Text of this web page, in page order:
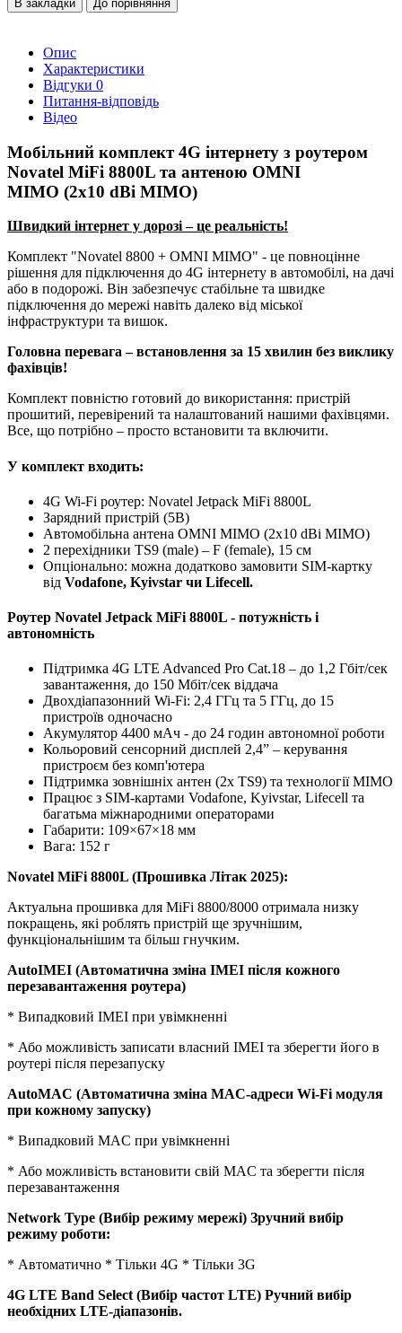
В закладки До порівняння
Опис
Характеристики
Відгуки 0
Питання-відповідь
Відео
Мобільний комплект 4G інтернету з роутером
Novatel MiFi 8800L та антеною OMNI
MIMO (2x10 dBi MIMO)
Швидкий інтернет у дорозі – це реальність!
Комплект "Novatel 8800 + OMNI MIMO" - це повноцінне
рішення для підключення до 4G інтернету в автомобілі, на дачі
або в подорожі. Він забезпечує стабільне та швидке
підключення до мережі навіть далеко від міської
інфраструктури та вишок.
Головна перевага – встановлення за 15 хвилин без виклику
фахівців!
Комплект повністю готовий до використання: пристрій
прошитий, перевірений та налаштований нашими фахівцями.
Все, що потрібно – просто встановити та включити.
У комплект входить:
4G Wi-Fi роутер: Novatel Jetpack MiFi 8800L
Зарядний пристрій (5В)
Автомобільна антена OMNI MIMO (2x10 dBi MIMO)
2 перехідники TS9 (male) – F (female), 15 см
Опціонально: можна додатково замовити SIM-картку
від Vodafone, Kyivstar чи Lifecell.
Роутер Novatel Jetpack MiFi 8800L - потужність і
автономність
Підтримка 4G LTE Advanced Pro Cat.18 – до 1,2 Гбіт/сек
завантаження, до 150 Мбіт/сек віддача
Двохдіапазонний Wi-Fi: 2,4 ГГц та 5 ГГц, до 15
пристроїв одночасно
Акумулятор 4400 мАч - до 24 годин автономної роботи
Кольоровий сенсорний дисплей 2,4” – керування
пристроєм без комп'ютера
Підтримка зовнішніх антен (2x TS9) та технології MIMO
Працює з SIM-картами Vodafone, Kyivstar, Lifecell та
багатьма міжнародними операторами
Габарити: 109×67×18 мм
Вага: 152 г
Novatel MiFi 8800L (Прошивка Літак 2025):
Актуальна прошивка для MiFi 8800/8000 отримала низку
покращень, які роблять пристрій ще зручнішим,
функціональнішим та більш гнучким.
AutoIMEI (Автоматична зміна IMEI після кожного
перезавантаження роутера)
* Випадковий IMEI при увімкненні
* Або можливість записати власний IMEI та зберегти його в
роутері після перезапуску
AutoMAC (Автоматична зміна MAC-адреси Wi-Fi модуля
при кожному запуску)
* Випадковий MAC при увімкненні
* Або можливість встановити свій MAC та зберегти після
перезавантаження
Network Type (Вибір режиму мережі) Зручний вибір
режиму роботи:
* Автоматично * Тільки 4G * Тільки 3G
4G LTE Band Select (Вибір частот LTE) Ручний вибір
необхідних LTE-діапазонів.